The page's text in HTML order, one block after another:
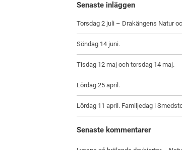
Senaste inläggen
Torsdag 2 juli – Drakängens Natur
Söndag 14 juni.
Tisdag 12 maj och torsdag 14 maj.
Lördag 25 april.
Lördag 11 april. Familjedag i
Senaste kommentarer